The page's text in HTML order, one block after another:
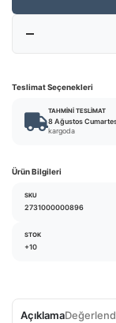
Teslimat Seçenekleri
TAHMINI TESLIMAT
8 Ağustos
kargoda
Ürün Bilgileri
SKU
2731000000896
STOK
+10
Açıklama